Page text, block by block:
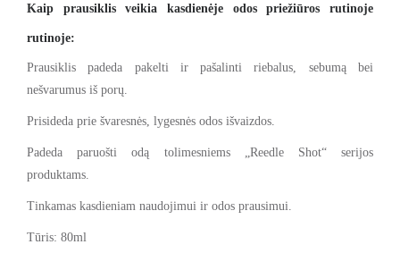
Kaip prausiklis veikia kasdienėje odos priežiūros rutinoje
rutinoje:
Prausiklis padeda pakelti ir pašalinti riebalus, sebumą bei
nešvarumus iš porų.
Prisideda prie švaresnės, lygesnės odos išvaizdos.
Padeda paruošti odą tolimesniems „Reedle Shot“ serijos
produktams.
Tinkamas kasdieniam naudojimui ir odos prausimui.
Tūris: 80ml